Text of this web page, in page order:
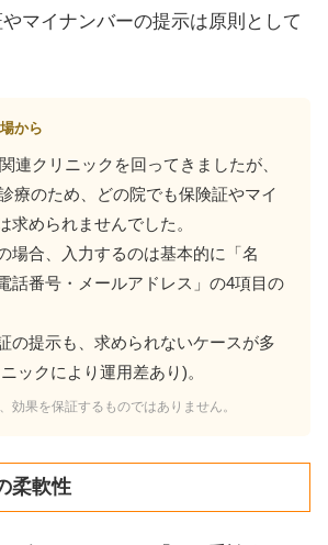
マイナンバーの提示は原則として
から
連クリニックを回ってきましたが、
療のため、どの院でも保険証やマイ
求められませんでした。
場合、入力するのは基本的に「名
話番号・メールアドレス」の4項目の
の提示も、求められないケースが多
ックにより運用差あり)。
効果を保証するものではありません。
柔軟性